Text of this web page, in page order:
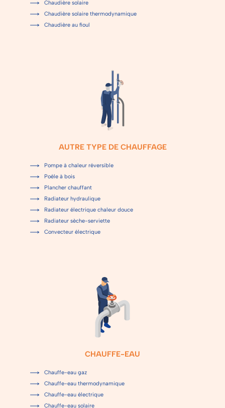
Chaudière solaire
Chaudière solaire thermodynamique
Chaudière au fioul
AUTRE TYPE DE CHAUFFAGE
Pompe à chaleur réversible
Poêle à bois
Plancher chauffant
Radiateur hydraulique
Radiateur électrique chaleur douce
Radiateur sèche-serviette
Convecteur électrique
CHAUFFE-EAU
Chauffe-eau gaz
Chauffe-eau thermodynamique
Chauffe-eau électrique
Chauffe-eau solaire